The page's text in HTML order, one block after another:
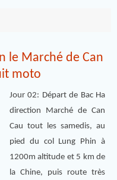
le Marché de Can
moto
Jour 02: Départ de Bac Ha
direction Marché de Can
Cau tout les samedis, au
pied du col Lung Phin à
1200m altitude et 5 km de
la Chine, puis route très